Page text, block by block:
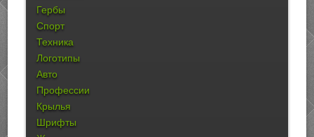
Гербы
Спорт
Техника
Логотипы
Авто
Профессии
Крылья
Шрифты